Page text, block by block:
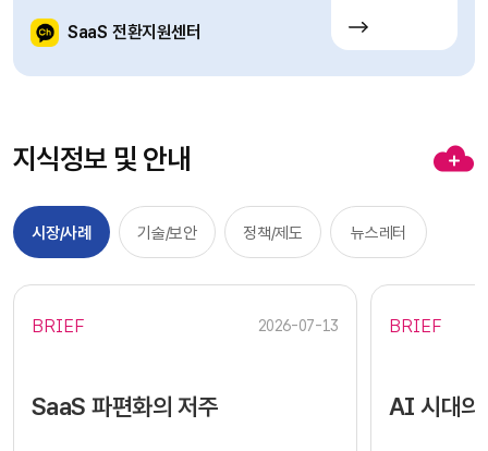
SaaS 전환지원센터
지식정보 및 안내
시장/사례 기술/보안 정책/제도 뉴스레터
BRIEF 2026-07-13
SaaS 파편화의 저주
BRIEF
AI 시대의